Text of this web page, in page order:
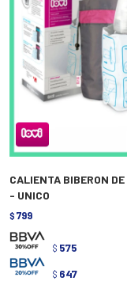
CALIENTA BIBERON DE
- UNICO
$ 799
$ 575
$ 647